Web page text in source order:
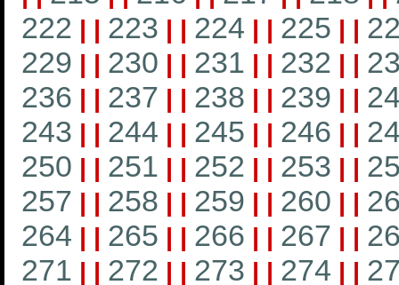
222 | | 223 | | 224 | | 225 | |
229 | | 230 | | 231 | | 232 | |
236 | | 237 | | 238 | | 239 | |
243 | | 244 | | 245 | | 246 | |
250 | | 251 | | 252 | | 253 | |
257 | | 258 | | 259 | | 260 | |
264 | | 265 | | 266 | | 267 | |
271 | | 272 | | 273 | | 274 | |